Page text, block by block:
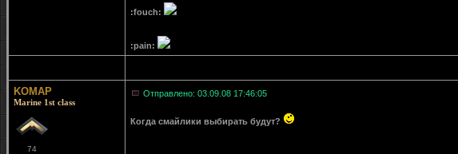
:fouch:
:pain:
KOMAP
Marine 1st class
74
Отправлено: 03.09.08 17:46:05
Когда смайлики выбирать будут?